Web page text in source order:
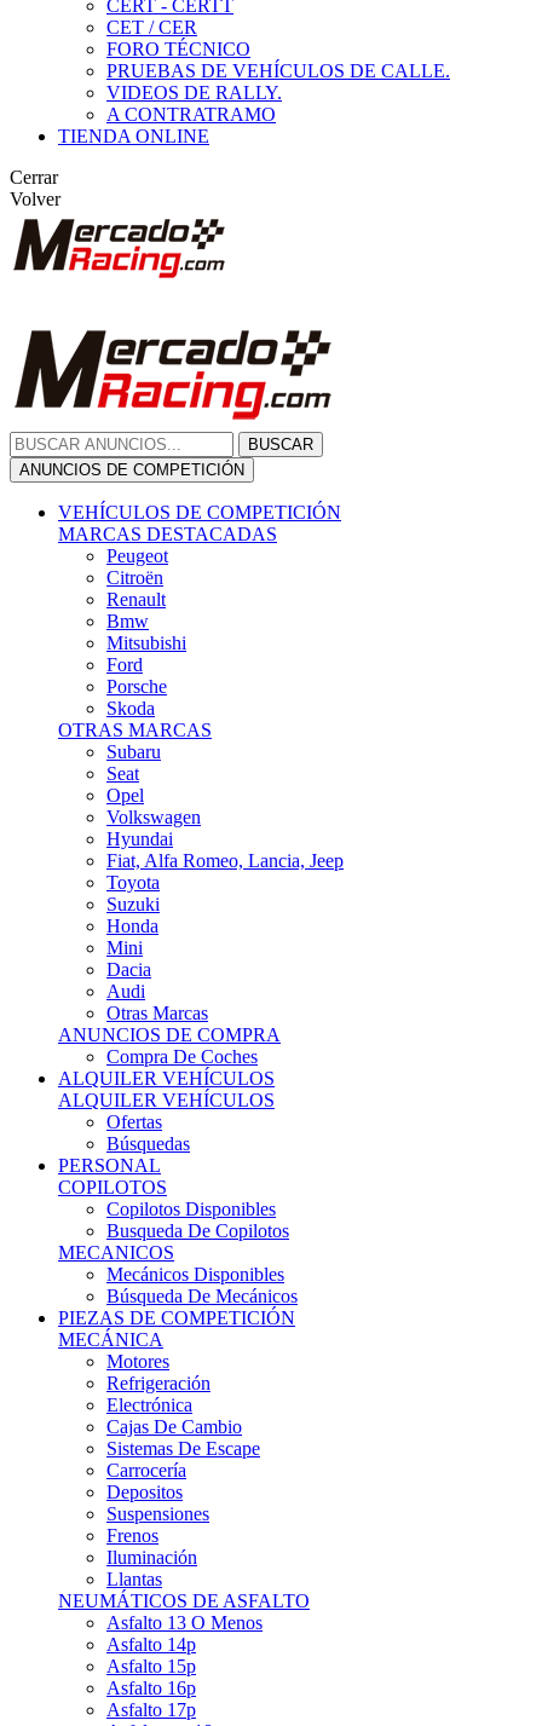
CERT - CERTT
CET / CER
FORO TÉCNICO
PRUEBAS DE VEHÍCULOS DE CALLE.
VIDEOS DE RALLY.
A CONTRATRAMO
TIENDA ONLINE
Cerrar
Volver
BUSCAR
ANUNCIOS DE COMPETICIÓN
VEHÍCULOS DE COMPETICIÓN
MARCAS DESTACADAS
Peugeot
Citroën
Renault
Bmw
Mitsubishi
Ford
Porsche
Skoda
OTRAS MARCAS
Subaru
Seat
Opel
Volkswagen
Hyundai
Fiat, Alfa Romeo, Lancia, Jeep
Toyota
Suzuki
Honda
Mini
Dacia
Audi
Otras Marcas
ANUNCIOS DE COMPRA
Compra De Coches
ALQUILER VEHÍCULOS
ALQUILER VEHÍCULOS
Ofertas
Búsquedas
PERSONAL
COPILOTOS
Copilotos Disponibles
Busqueda De Copilotos
MECANICOS
Mecánicos Disponibles
Búsqueda De Mecánicos
PIEZAS DE COMPETICIÓN
MECÁNICA
Motores
Refrigeración
Electrónica
Cajas De Cambio
Sistemas De Escape
Carrocería
Depositos
Suspensiones
Frenos
Iluminación
Llantas
NEUMÁTICOS DE ASFALTO
Asfalto 13 O Menos
Asfalto 14p
Asfalto 15p
Asfalto 16p
Asfalto 17p
Asfalto >= 18p